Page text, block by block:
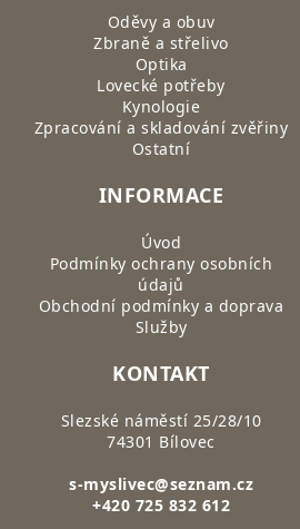
Oděvy a obuv
Zbraně a střelivo
Optika
Lovecké potřeby
Kynologie
Zpracování a skladování zvěřiny
Ostatní
INFORMACE
Úvod
Podmínky ochrany osobních
údajů
Obchodní podmínky a doprava
Služby
KONTAKT
Slezské náměstí 25/28/10
74301 Bílovec
s-myslivec@seznam.cz
+420 725 832 612